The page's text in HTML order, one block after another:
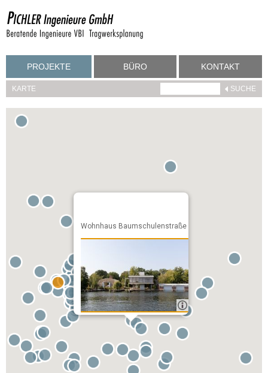
PROJEKTE BÜRO KONTAKT
KARTE
Wohnhaus Baumschulenstraße